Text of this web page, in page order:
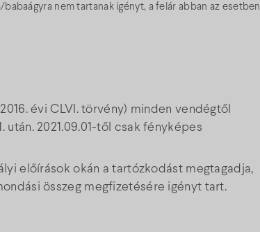
nem tartanak igényt, a felár abban az esetben
évi CLVI. törvény) minden vendégtől
után. 2021.09.01-től csak fényképes
előírások okán a tartózkodást megtagadja,
összeg megfizetésére igényt tart.